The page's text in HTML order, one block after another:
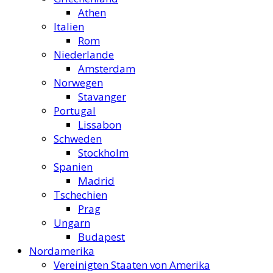
Athen
Italien
Rom
Niederlande
Amsterdam
Norwegen
Stavanger
Portugal
Lissabon
Schweden
Stockholm
Spanien
Madrid
Tschechien
Prag
Ungarn
Budapest
Nordamerika
Vereinigten Staaten von Amerika